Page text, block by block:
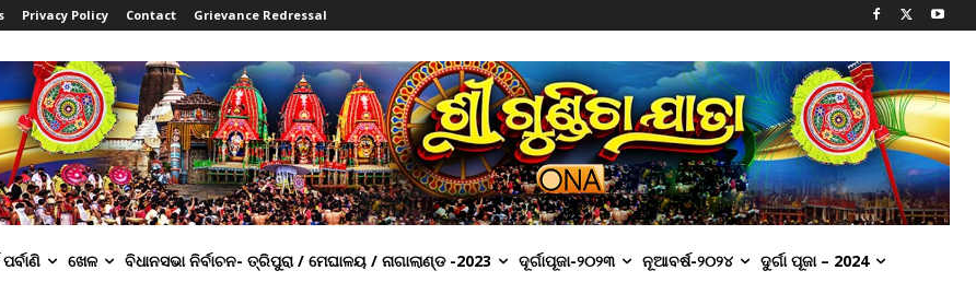
Privacy Policy Contact Grievance Redressal
ଖେଳ ବିଧାନସଭା ନିର୍ବାଚନ- ତ୍ରିପୁରା / ମେଘାଳୟ / ନାଗାଲାଣ୍ଡ -2023 ଦୂର୍ଗାପୂଜା-୨୦୨୩ ନୂଆବର୍ଷ-୨୦୨୪ ଦୁର୍ଗା ପୂଜା – 2024